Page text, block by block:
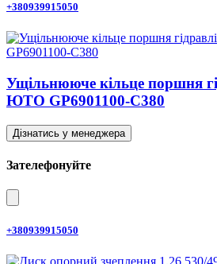
+380939915050
Ущільнююче кільце поршня
ЮТО GP6901100-C380
Дізнатись у менеджера
Зателефонуйте
+380939915050